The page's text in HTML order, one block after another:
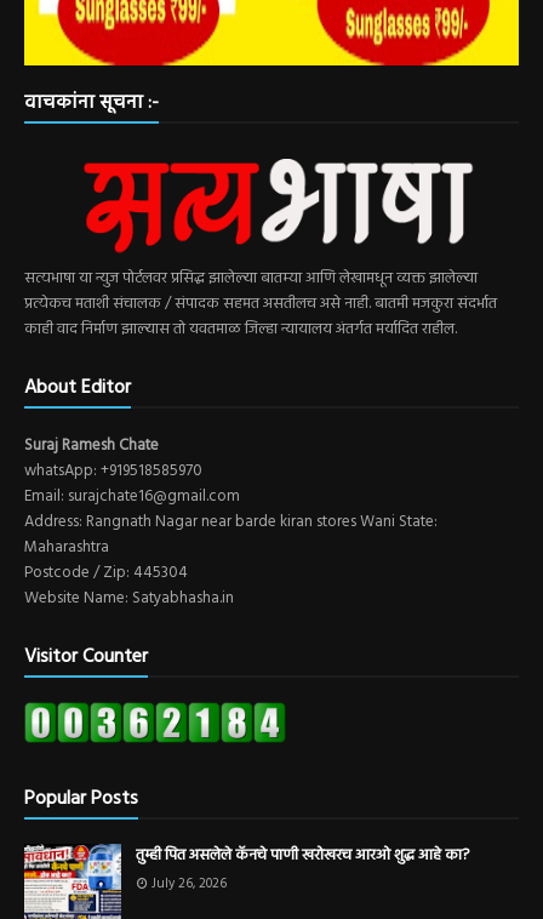
वाचकांना सूचना :-
सत्यभाषा या न्युज पोर्टलवर प्रसिद्ध झालेल्या बातम्या आणि लेखामधून व्यक्त झालेल्या
प्रत्येकच मताशी संचालक / संपादक सहमत असतीलच असे नाही. बातमी मजकुरा संदर्भात
काही वाद निर्माण झाल्यास तो यवतमाळ जिल्हा न्यायालय अंतर्गत मर्यादित राहील.
About Editor
Suraj Ramesh Chate
whatsApp: +919518585970
Email: surajchate16@gmail.com
Address: Rangnath Nagar near barde kiran stores Wani State:
Maharashtra
Postcode / Zip: 445304
Website Name: Satyabhasha.in
Visitor Counter
Popular Posts
तुम्ही पित असलेले कॅनचे पाणी खरोखरच आरओ शुद्ध आहे का?
July 26, 2026